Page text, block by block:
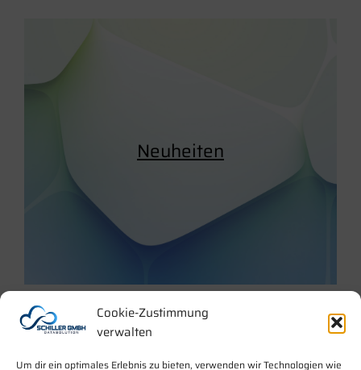
Cookie-Zustimmung
verwalten
Um dir ein optimales Erlebnis zu bieten, verwenden wir Technologien wie
Neuheiten